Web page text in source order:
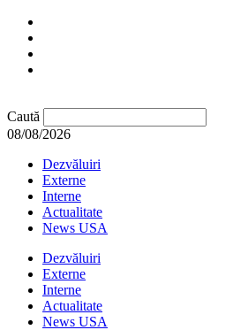
Caută
08/08/2026
Dezvăluiri
Externe
Interne
Actualitate
News USA
Dezvăluiri
Externe
Interne
Actualitate
News USA